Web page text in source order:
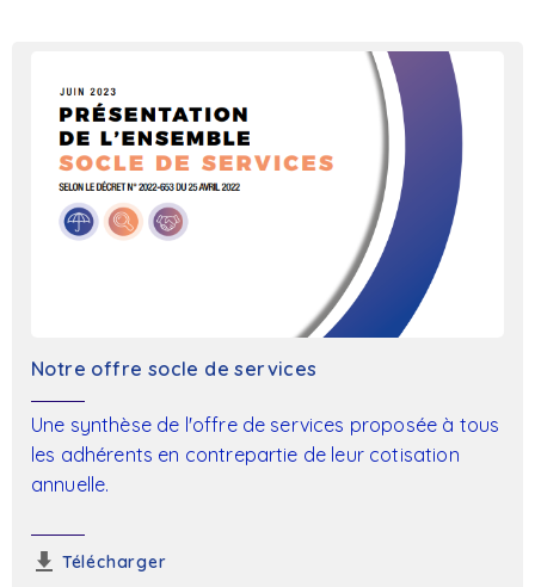
Notre offre socle de services
Une synthèse de l'offre de services proposée à tous
les adhérents en contrepartie de leur cotisation
annuelle.
Télécharger